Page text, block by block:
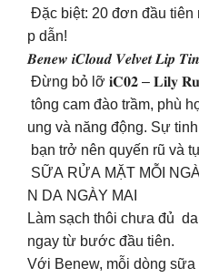
Đặc biệt: 20 đơn đầu tiên
p dẫn!
𝑩𝒆𝒏𝒆𝒘 𝒊𝑪𝒍𝒐𝒖𝒅 𝑽𝒆𝒍𝒗𝒆𝒕 𝑳𝒊𝒑
Đừng bỏ lỡ 𝐢𝐂𝟎𝟐 – 𝐋𝐢𝐥𝐲
tông cam đào trầm, phù
ung và năng động. Sự
bạn trở nên quyến rũ và
SỮA RỬA MẶT MỖI
N DA NGÀY MAI
Làm sạch thôi chưa đủ
ngay từ bước đầu tiên.
Với Benew, mỗi dòng